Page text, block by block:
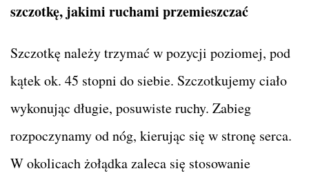
szczotkę, jakimi ruchami przemieszczać
Szczotkę należy trzymać w pozycji poziomej, pod
kątek ok. 45 stopni do siebie. Szczotkujemy ciało
wykonując długie, posuwiste ruchy. Zabieg
rozpoczynamy od nóg, kierując się w stronę serca.
W okolicach żołądka zaleca się stosowanie